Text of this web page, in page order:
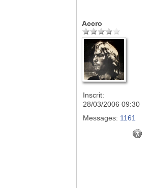
Accro
Inscrit:
28/03/2006 09:30
Messages: 1161